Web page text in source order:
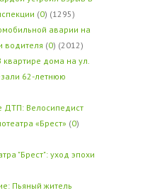
(0) (1295)
аварии на
водителя (0) (2012)
квартире дома на ул.
62-летнюю
ДТП: Велосипедист
«Брест» (0)
"Брест": уход эпохи
Пьяный житель